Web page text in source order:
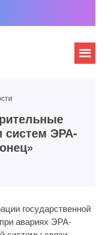
систем ЭРА-
государственной
авариях ЭРА-